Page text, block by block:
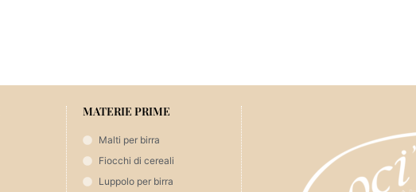
MATERIE PRIME
Malti per birra
Fiocchi di cereali
Luppolo per birra